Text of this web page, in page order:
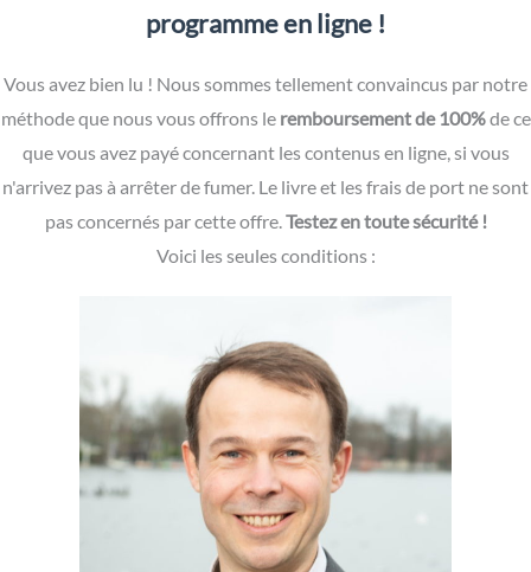
programme en ligne !
Vous avez bien lu ! Nous sommes tellement convaincus par notre
méthode que nous vous offrons le remboursement de 100%de ce
que vous avez payé concernant les contenus en ligne, si vous
n'arrivez pas à arrêter de fumer. Le livre et les frais de port ne sont
pas concernés par cette offre. Testez en toute sécurité !
Voici les seules conditions :